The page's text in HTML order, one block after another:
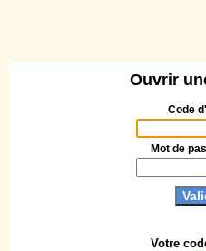
Ouvrir
Code
Votre
Mot de